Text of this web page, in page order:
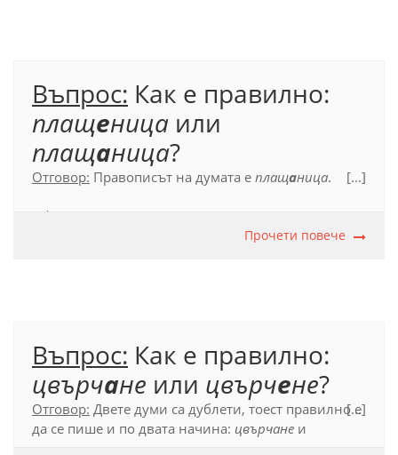
Въпрос: Как е правилно:
плащеница или
плащаница?
Отговор: Правописът на думата е плащаница.
Официален правописен речник (2012), с. 463.
[...]
Прочети повече
Въпрос: Как е правилно:
цвърчане или цвърчене?
Отговор: Двете думи са дублети, тоест правилно е
да се пише и по двата начина: цвърчане и
[...]